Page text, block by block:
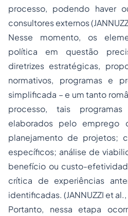
processo, podendo haver
consultores externos
Nesse momento, os
política em questão
diretrizes estratégicas,
normativos, programas e
simplificada – e um tanto
processo, tais
elaborados pelo emprego
planejamento de projetos;
específicos; análise de
benefício ou custo-
crítica de experiências
identificadas. (JANNUZZI et al.
Portanto, nessa etapa